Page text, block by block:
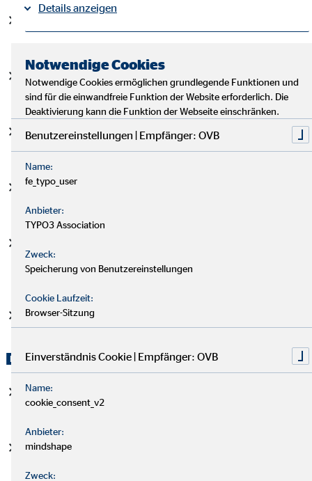
Du nimmst regelmäßig an Schulungen und
Weiterbildungen Teil.
Dich erwartet eine flache Hierarchiestruktur mit einer
ausgeprägten “Du”-Kultur auf Augenhöhe.
Dein zukünftiges Büro ist mitten in der City-West mit
hervorragender Infrastruktur.
Pausenräume mit leckeren Snacks und Getränken
vorfinden.
Und zu guter Letzt - ein cooler Chef
Das zeichnet Dich aus:
Du hast einen kaufmännischen Abschluss oder strebst
einen an.
Du magst Kommunikation mit Menschen und bist offen für
Details anzeigen
Notwendige Cookies
Notwendige Cookies ermöglichen grundlegende Funktionen und
sind für die einwandfreie Funktion der Website erforderlich. Die
Deaktivierung kann die Funktion der Webseite einschränken.
Benutzereinstellungen | Empfänger: OVB
Name:
fe_typo_user
Anbieter:
TYPO3 Association
Zweck:
Speicherung von Benutzereinstellungen
Cookie Laufzeit:
Browser-Sitzung
Einverständnis Cookie | Empfänger: OVB
Name:
cookie_consent_v2
Anbieter:
mindshape
Zweck: